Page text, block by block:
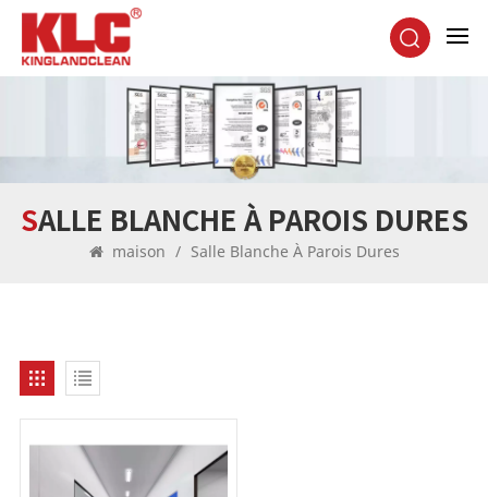
SALLE BLANCHE À PAROIS DURES
maison / Salle Blanche À Parois Dures